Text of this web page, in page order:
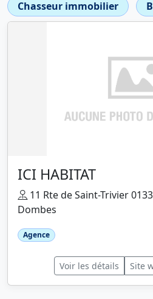
Chasseur immobilier
ICI HABITAT
11 Rte de Saint-Trivier
Dombes
Agence
Voir les détails Site